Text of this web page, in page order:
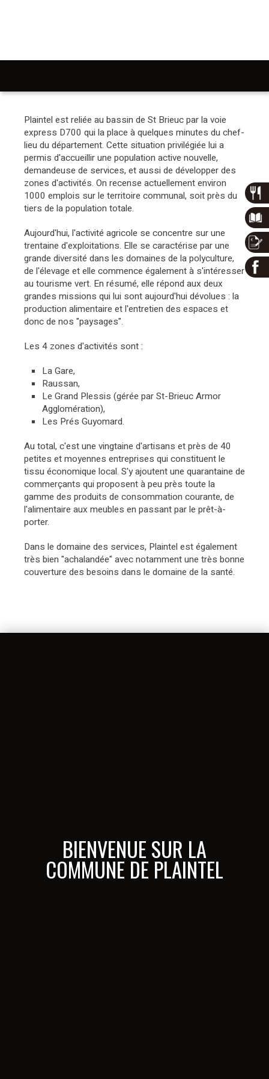
Plaintel est reliée au bassin de St Brieuc par la voie
express D700 qui la place à quelques minutes du chef-
lieu du département. Cette situation privilégiée lui a
permis d'accueillir une population active nouvelle,
demandeuse de services, et aussi de développer des
zones d'activités. On recense actuellement environ
1000 emplois sur le territoire communal, soit près du
tiers de la population totale.
Aujourd'hui, l'activité agricole se concentre sur une
trentaine d'exploitations. Elle se caractérise par une
grande diversité dans les domaines de la polyculture,
de l'élevage et elle commence également à s'intéresser
au tourisme vert. En résumé, elle répond aux deux
grandes missions qui lui sont aujourd'hui dévolues : la
production alimentaire et l'entretien des espaces et
donc de nos "paysages".
Les 4 zones d'activités sont :
La Gare,
Raussan,
Le Grand Plessis (gérée par St-Brieuc Armor
Agglomération),
Les Prés Guyomard.
Au total, c'est une vingtaine d'artisans et près de 40
petites et moyennes entreprises qui constituent le
tissu économique local. S'y ajoutent une quarantaine de
commerçants qui proposent à peu près toute la
gamme des produits de consommation courante, de
l'alimentaire aux meubles en passant par le prêt-à-
porter.
Dans le domaine des services, Plaintel est également
très bien "achalandée" avec notamment une très bonne
couverture des besoins dans le domaine de la santé.
BIENVENUE SUR LA
COMMUNE DE PLAINTEL